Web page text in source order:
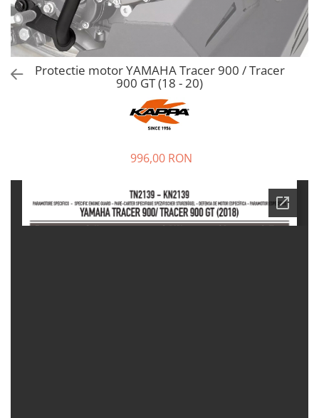
Protectie motor YAMAHA Tracer 900 / Tracer
900 GT (18 - 20)
996,00 RON